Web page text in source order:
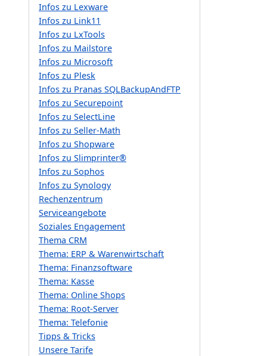
Infos zu Lexware
Infos zu Link11
Infos zu LxTools
Infos zu Mailstore
Infos zu Microsoft
Infos zu Plesk
Infos zu Pranas SQLBackupAndFTP
Infos zu Securepoint
Infos zu SelectLine
Infos zu Seller-Math
Infos zu Shopware
Infos zu Slimprinter®
Infos zu Sophos
Infos zu Synology
Rechenzentrum
Serviceangebote
Soziales Engagement
Thema CRM
Thema: ERP & Warenwirtschaft
Thema: Finanzsoftware
Thema: Kasse
Thema: Online Shops
Thema: Root-Server
Thema: Telefonie
Tipps & Tricks
Unsere Tarife